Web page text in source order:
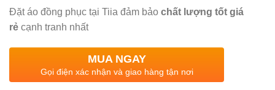
Đặt áo đồng phục tại Tiia đảm bảo chất lượng tốt giá
rẻ cạnh tranh nhất
MUA NGAY
Gọi điện xác nhận và giao hàng tận nơi